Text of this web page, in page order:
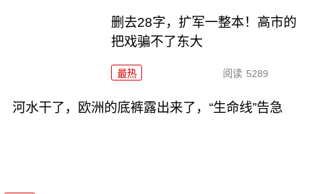
删去28字，扩军一整本！高市的
把戏骗不了东大
最热 阅读 5289
河水干了，欧洲的底裤露出来了，“生命线”告急